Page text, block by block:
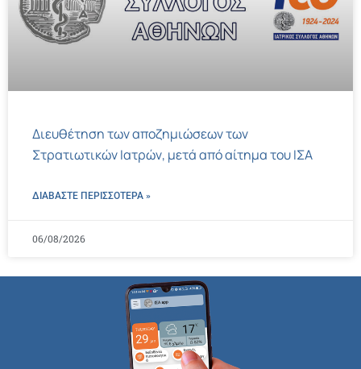
Διευθέτηση των αποζημιώσεων των
Στρατιωτικών Ιατρών, μετά από αίτημα του ΙΣΑ
ΔΙΑΒΑΣΤΕ ΠΕΡΙΣΣΌΤΕΡΑ »
06/08/2026